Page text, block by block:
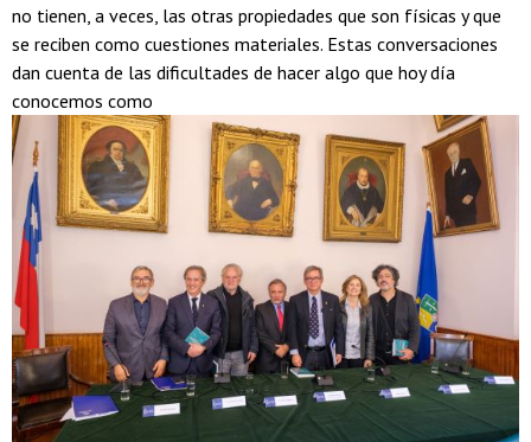
no tienen, a veces, las otras propiedades que son físicas y que
se reciben como cuestiones materiales. Estas conversaciones
dan cuenta de las dificultades de hacer algo que hoy día
conocemos como